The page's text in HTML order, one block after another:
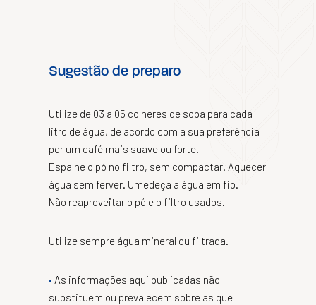
Sugestão de preparo
Utilize de 03 a 05 colheres de sopa para cada
litro de água, de acordo com a sua preferência
por um café mais suave ou forte.
Espalhe o pó no filtro, sem compactar. Aquecer
água sem ferver. Umedeça a água em fio.
Não reaproveitar o pó e o filtro usados.
Utilize sempre água mineral ou filtrada.
As informações aqui publicadas não
substituem ou prevalecem sobre as que